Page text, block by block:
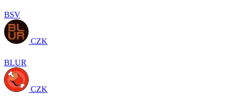
BSV
CZK
BLUR
CZK